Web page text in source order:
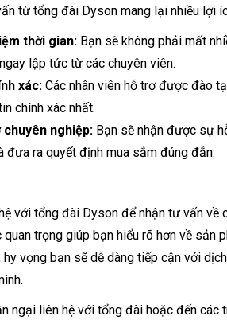
từ tổng đài Dyson mang lại nhiều lợi
thời gian: Bạn sẽ không phải mất
lập tức từ các chuyên viên.
xác: Các nhân viên hỗ trợ được đào
chính xác nhất.
chuyên nghiệp: Bạn sẽ nhận được sự
đưa ra quyết định mua sắm đúng đắn.
với tổng đài Dyson để nhận tư vấn về
trọng giúp bạn hiểu rõ hơn về sản
hy vọng bạn sẽ dễ dàng tiếp cận với
ngại liên hệ với tổng đài hoặc đến các